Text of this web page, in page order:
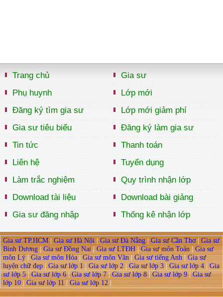
Trang chủ
Phụ huynh
Đăng ký tìm gia sư
Gia sư tiêu biểu
Tin tức
Liên hệ
Làm trắc nghiệm
Download tài liệu
Gia sư đăng nhập
Gia sư
Lớp mới
Lớp mới giảm phí
Đăng ký làm gia sư
Thanh toán
Tuyển dụng
Quy trình nhận lớp
Download bài giảng
Thống kê nhận lớp
Gia sư TP.HCM|Gia sư Hà Nội|Gia sư Đà Nẵng|Gia sư Cần Thơ|Gia sư
Bình Dương | Gia sư Đồng Nai | Gia sư LTĐH | Gia sư môn Toán | Gia sư
môn Lý|Gia sư môn Hóa|Gia sư môn Văn|Gia sư tiếng Anh|Gia sư
luyện chữ đẹp | Gia sư lớp 1 | Gia sư lớp 2 | Gia sư lớp 3 | Gia sư lớp 4 | Gia
sư lớp 5|Gia sư lớp 6|Gia sư lớp 7|Gia sư lớp 8|Gia sư lớp 9|Gia sư
lớp 10|Gia sư lớp 11|Gia sư lớp 12|